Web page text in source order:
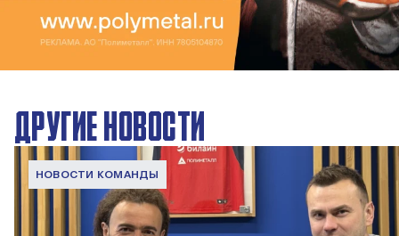
ДРУГИЕ НОВОСТИ
НОВОСТИ КОМАНДЫ